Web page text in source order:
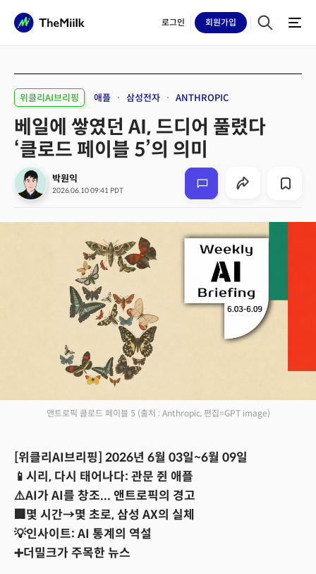
로그인 회원가입
위클리AI브리핑 애플 삼성전자 ANTHROPIC
베일에 쌓였던 AI, 드디어 풀렸다
‘클로드 페이블 5’의 의미
박원익
2026.06.10 09:41 PDT
앤트로픽 클로드 페이블 5 (출처 : Anthropic, 편집=GPT image)
[위클리AI브리핑] 2026년 6월 03일~6월 09일
📱시리, 다시 태어나다: 관문 쥔 애플
⚠️AI가 AI를 창조... 앤트로픽의 경고
🏢몇 시간→몇 초로, 삼성 AX의 실체
💡인사이트: AI 통계의 역설
➕더밀크가 주목한 뉴스